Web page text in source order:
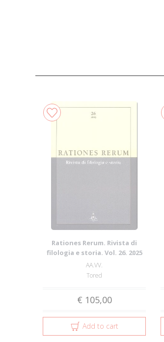
Rationes Rerum. Rivista di
filologia e storia. Vol. 26. 2025
AA.VV.
Tored
€ 105,00
Add to cart